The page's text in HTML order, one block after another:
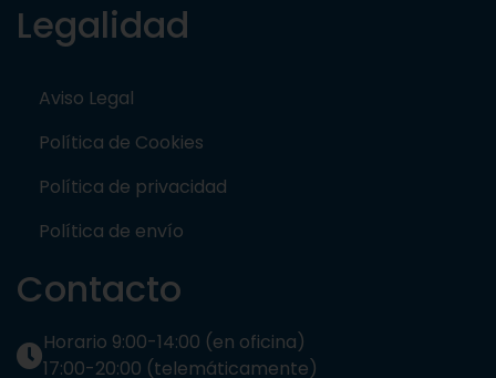
Legalidad
Aviso Legal
Política de Cookies
Política de privacidad
Política de envío
Contacto
Horario 9:00-14:00 (en oficina)
17:00-20:00 (telemáticamente)